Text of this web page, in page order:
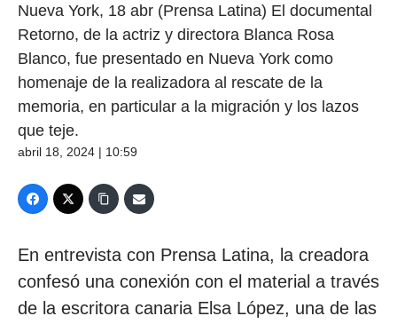
Nueva York, 18 abr (Prensa Latina) El documental
Retorno, de la actriz y directora Blanca Rosa
Blanco, fue presentado en Nueva York como
homenaje de la realizadora al rescate de la
memoria, en particular a la migración y los lazos
que teje.
abril 18, 2024 | 10:59
En entrevista con Prensa Latina, la creadora
confesó una conexión con el material a través
de la escritora canaria Elsa López, una de las